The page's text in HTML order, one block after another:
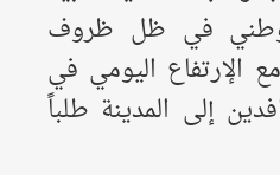
في ظل ظروف
الإرتفاع اليومي في
إلى المدينة طلباً